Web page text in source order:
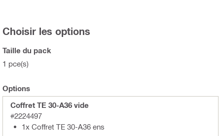
Choisir les options
Taille du pack
1 pce(s)
Options
Coffret TE 30-A36 vide
#2224497
1x Coffret TE 30-A36 ens